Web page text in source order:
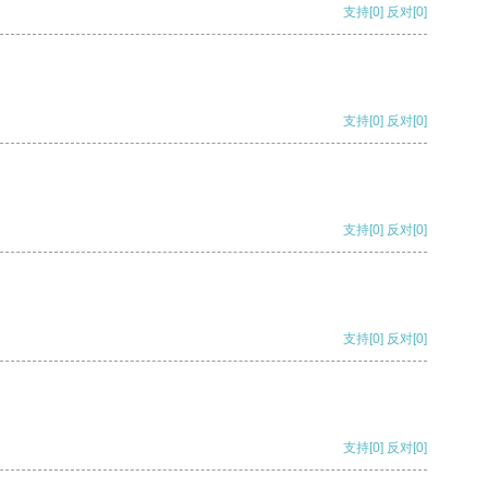
支持[0] 反对[0]
支持[0] 反对[0]
支持[0] 反对[0]
支持[0] 反对[0]
支持[0] 反对[0]